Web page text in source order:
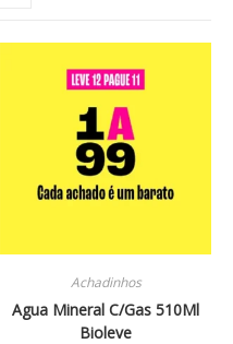
Achadinhos
Agua Mineral C/Gas 510Ml
Bioleve